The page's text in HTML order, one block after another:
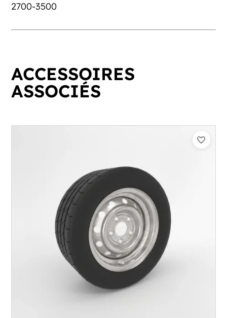
2700-3500
ACCESSOIRES
ASSOCIÉS